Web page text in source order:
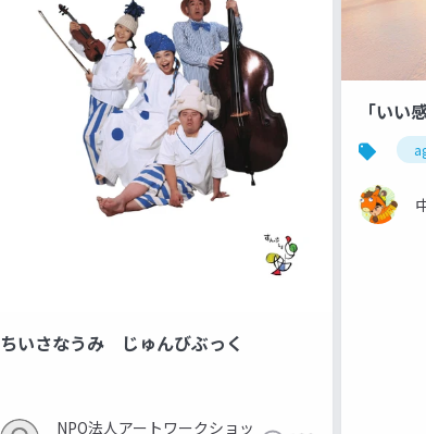
ちいさなうみ じゅんびぶっく
NPO法人アートワークショッ
「いい